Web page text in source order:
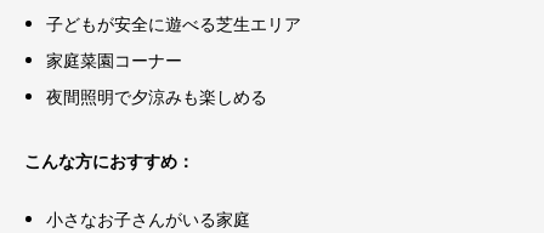
子どもが安全に遊べる芝生エリア
家庭菜園コーナー
夜間照明で夕涼みも楽しめる
こんな方におすすめ：
小さなお子さんがいる家庭